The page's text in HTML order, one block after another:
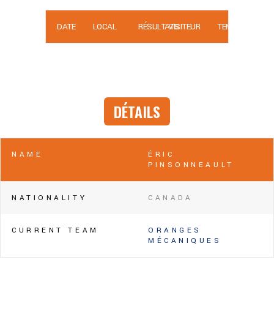
DATE LOCAL RÉSULTATSVISITEUR TEMPS
DÉTAILS
NAME
ÉRIC
PINSONNEAULT
NATIONALITY CANADA
CURRENT TEAM
ORANGES
MÉCANIQUES